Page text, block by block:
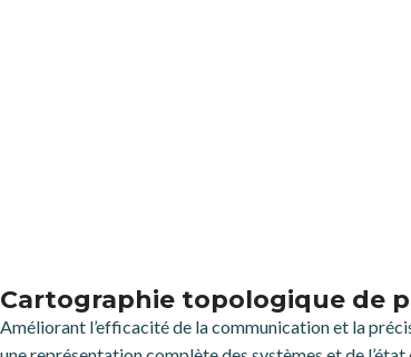
Cartographie topologique de
Améliorant l’efficacité de la communication et la